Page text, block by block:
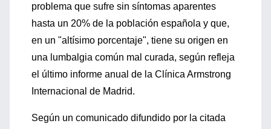
problema que sufre sin síntomas aparentes
hasta un 20% de la población española y que,
en un "altísimo porcentaje", tiene su origen en
una lumbalgia común mal curada, según refleja
el último informe anual de la Clínica Armstrong
Internacional de Madrid.
Según un comunicado difundido por la citada